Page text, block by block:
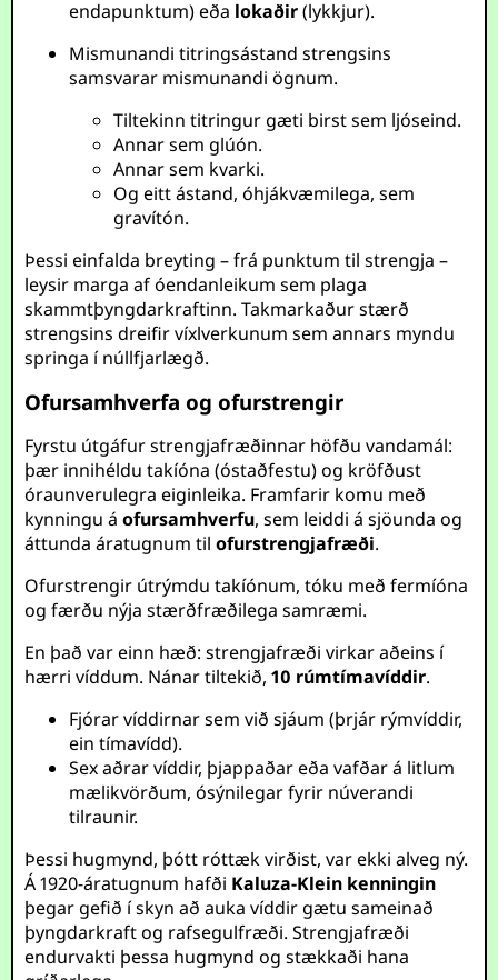
endapunktum) eða lokaðir(lykkjur).
Mismunandi titringsástand strengsins
samsvarar mismunandi ögnum.
Tiltekinn titringur gæti birst sem ljóseind.
Annar sem glúón.
Annar sem kvarki.
Og eitt ástand, óhjákvæmilega, sem
gravítón.
Þessi einfalda breyting – frá punktum til strengja –
leysir marga af óendanleikum sem plaga
skammtþyngdarkraftinn. Takmarkaður stærð
strengsins dreifir víxlverkunum sem annars myndu
springa í núllfjarlægð.
Ofursamhverfa og ofurstrengir
Fyrstu útgáfur strengjafræðinnar höfðu vandamál:
þær innihéldu takíóna (óstaðfestu) og kröfðust
óraunverulegra eiginleika. Framfarir komu með
kynningu áofursamhverfu, sem leiddi á sjöunda og
áttunda áratugnum tilofurstrengjafræði.
Ofurstrengir útrýmdu takíónum, tóku með fermíóna
og færðu nýja stærðfræðilega samræmi.
En það var einn hæð: strengjafræði virkar aðeins í
hærri víddum. Nánar tiltekið,10 rúmtímavíddir.
Fjórar víddirnar sem við sjáum (þrjár rýmvíddir,
ein tímavídd).
Sex aðrar víddir, þjappaðar eða vafðar á litlum
mælikvörðum, ósýnilegar fyrir núverandi
tilraunir.
Þessi hugmynd, þótt róttæk virðist, var ekki alveg ný.
Á 1920-áratugnum hafði Kaluza-Klein kenningin
þegar gefið í skyn að auka víddir gætu sameinað
þyngdarkraft og rafsegulfræði. Strengjafræði
endurvakti þessa hugmynd og stækkaði hana